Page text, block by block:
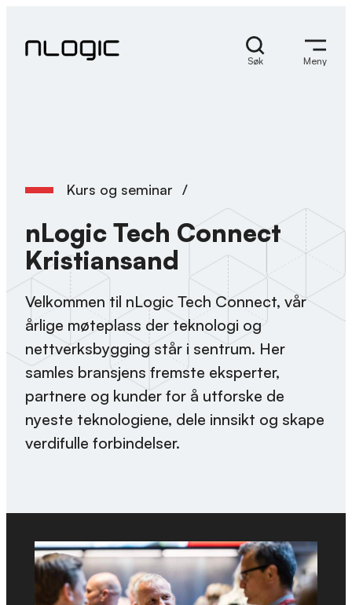
content
Søk Meny
Kurs og seminar /
nLogic Tech Connect
Kristiansand
Velkommen til nLogic Tech Connect, vår
årlige møteplass der teknologi og
nettverksbygging står i sentrum. Her
samles bransjens fremste eksperter,
partnere og kunder for å utforske de
nyeste teknologiene, dele innsikt og skape
verdifulle forbindelser.